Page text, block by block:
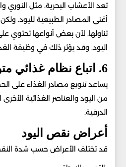
تعد الأعشاب البحرية. مثل النوري
أغنى المصادر الطبيعية لليود.
تناولها. لأن بعض أنواعها تحتوي
اليود. وقد يؤثر ذلك في وظيفة
6. اتباع نظام غذائي متوازن
يساعد تنويع مصادر الغذاء على
من اليود والعناصر الغذائية
الدرقية.
أعراض نقص اليود
قد تختلف الأعراض حسب شدة